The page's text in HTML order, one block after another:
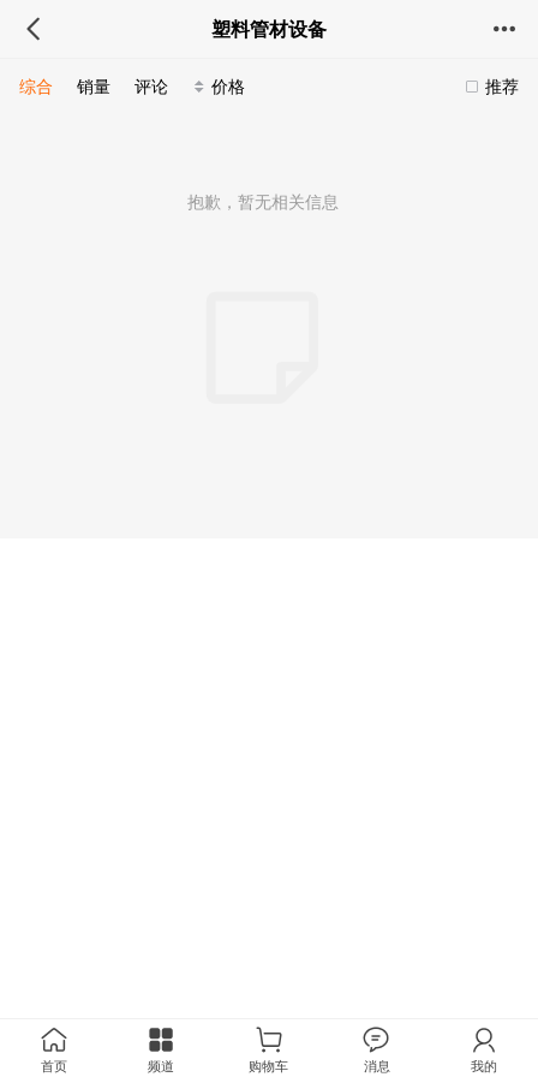
塑料管材设备
推荐
综合 销量 评论 价格
抱歉，暂无相关信息
首页 频道 购物车 消息 我的